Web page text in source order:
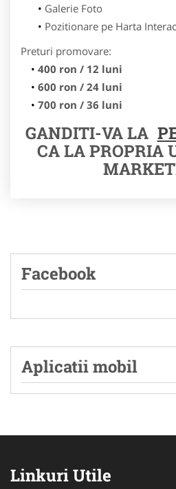
Galerie Foto
Pozitionare pe Harta
Preturi promovare:
400 ron / 12 luni
600 ron / 24 luni
700 ron / 36 luni
GANDITI-VA LA
CA LA PROPRIA
Facebook
Aplicatii mobil
Linkuri Utile